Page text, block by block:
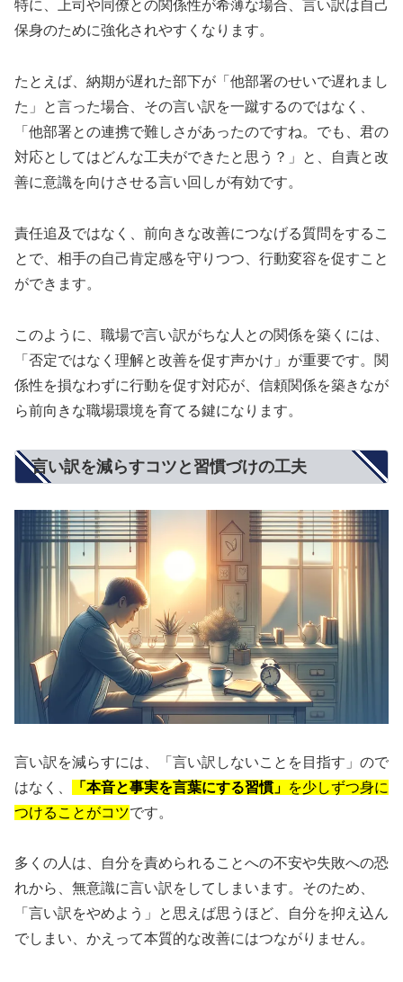
特に、上司や同僚との関係性が希薄な場合、言い訳は自己
保身のために強化されやすくなります。
たとえば、納期が遅れた部下が「他部署のせいで遅れまし
た」と言った場合、その言い訳を一蹴するのではなく、
「他部署との連携で難しさがあったのですね。でも、君の
対応としてはどんな工夫ができたと思う？」と、自責と改
善に意識を向けさせる言い回しが有効です。
責任追及ではなく、前向きな改善につなげる質問をするこ
とで、相手の自己肯定感を守りつつ、行動変容を促すこと
ができます。
このように、職場で言い訳がちな人との関係を築くには、
「否定ではなく理解と改善を促す声かけ」が重要です。関
係性を損なわずに行動を促す対応が、信頼関係を築きなが
ら前向きな職場環境を育てる鍵になります。
言い訳を減らすコツと習慣づけの工夫
言い訳を減らすには、「言い訳しないことを目指す」ので
はなく、
「本音と事実を言葉にする習慣」 を少しずつ身に
つけることがコツです。
多くの人は、自分を責められることへの不安や失敗への恐
れから、無意識に言い訳をしてしまいます。そのため、
「言い訳をやめよう」と思えば思うほど、自分を抑え込ん
でしまい、かえって本質的な改善にはつながりません。